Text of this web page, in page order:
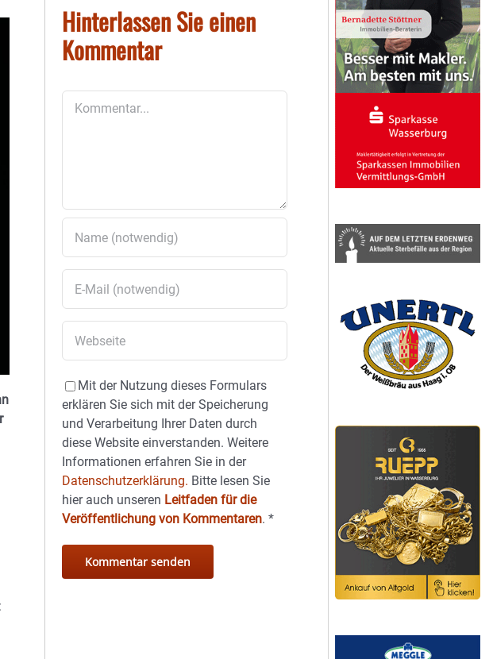
Hinterlassen Sie einen
Kommentar
Mit der Nutzung dieses Formulars
erklären Sie sich mit der Speicherung
und Verarbeitung Ihrer Daten durch
diese Website einverstanden. Weitere
Informationen erfahren Sie in der
Datenschutzerklärung. Bitte lesen Sie
hier auch unseren Leitfaden für die
Veröffentlichung von Kommentaren.*